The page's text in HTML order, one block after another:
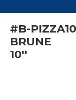
#B-
BRUNE
10''